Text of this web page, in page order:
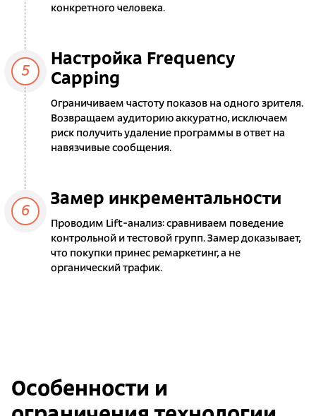
конкретного человека.
5
Настройка Frequency
Capping
Ограничиваем частоту показов на одного зрителя.
Возвращаем аудиторию аккуратно, исключаем
риск получить удаление программы в ответ на
навязчивые сообщения.
6
Замер инкрементальности
Проводим Lift-анализ: сравниваем поведение
контрольной и тестовой групп. Замер доказывает,
что покупки принес ремаркетинг, а не
органический трафик.
Особенности и